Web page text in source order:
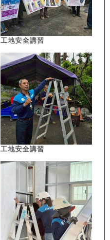
工地安全講習
工地安全講習